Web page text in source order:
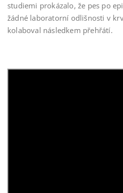
studiemi prokázalo, že pes po
žádné laboratorní odlišnosti v
kolaboval následkem přehřátí.